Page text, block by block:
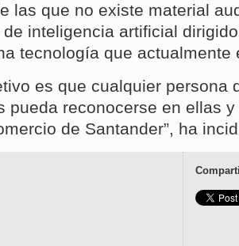
las que no existe material
inteligencia artificial
tecnología que actualmente
es que cualquier persona
pueda reconocerse en ellas
de Santander”, ha